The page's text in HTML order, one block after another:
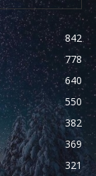
842
778
640
550
382
369
321